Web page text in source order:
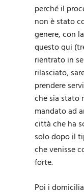
perché il
non è stato
genere, con
questo qui
rientrato in
rilasciato,
prendere
che sia stato
mandato ad
città che ha
solo dopo il
che venisse
forte.
Poi i